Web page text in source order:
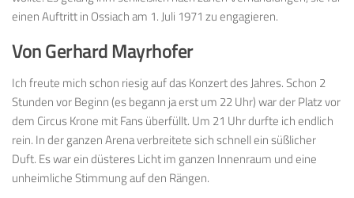
einen Auftritt in Ossiach am 1. Juli 1971 zu engagieren.
Von Gerhard Mayrhofer
Ich freute mich schon riesig auf das Konzert des Jahres. Schon 2
Stunden vor Beginn (es begann ja erst um 22 Uhr) war der Platz vor
dem Circus Krone mit Fans überfüllt. Um 21 Uhr durfte ich endlich
rein. In der ganzen Arena verbreitete sich schnell ein süßlicher
Duft. Es war ein düsteres Licht im ganzen Innenraum und eine
unheimliche Stimmung auf den Rängen.